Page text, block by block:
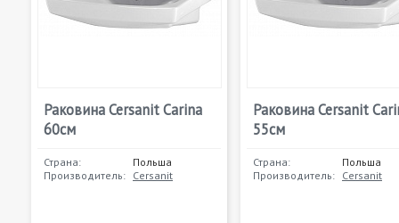
Раковина Cersanit Carina
60см
Страна:
Польша
Производитель: Cersanit
Раковина Cersanit
55см
Страна:
Польша
Производитель: Cersanit